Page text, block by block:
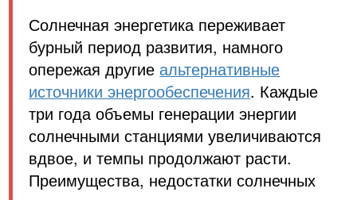
Солнечная энергетика переживает
бурный период развития, намного
опережая другиеальтернативные
источники энергообеспечения. Каждые
три года объемы генерации энергии
солнечными станциями увеличиваются
вдвое, и темпы продолжают расти.
Преимущества, недостатки солнечных